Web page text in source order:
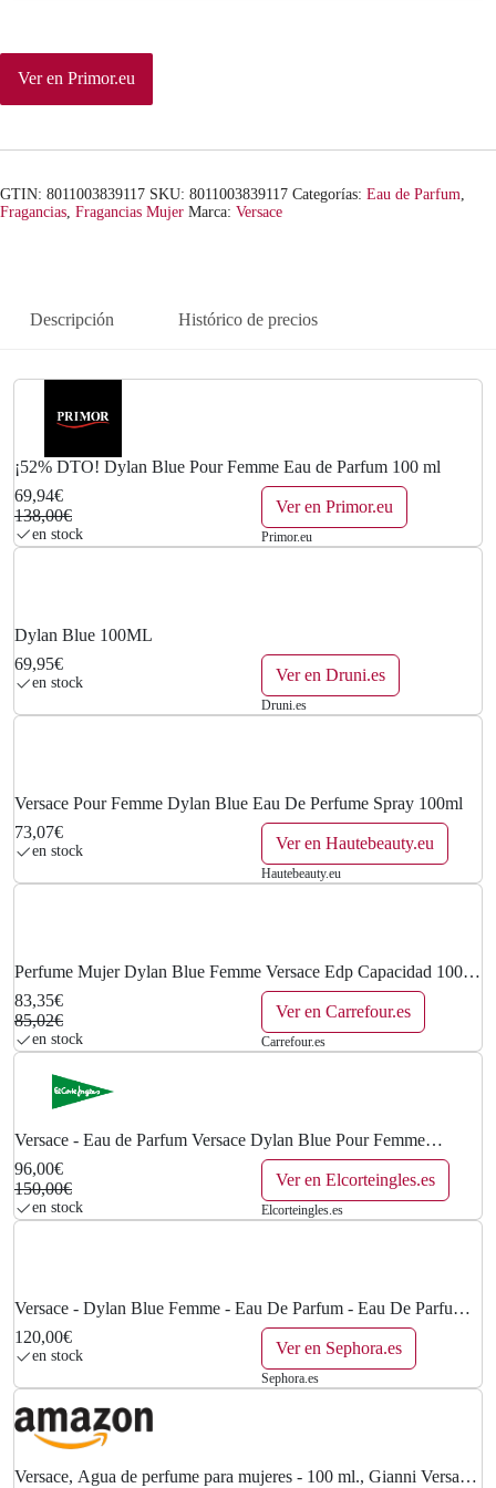
a
l
a
8
,
0
€
9
€
Ver en Primor.eu
GTIN: 8011003839117 SKU: 8011003839117 Categorías: Eau de Parfum
Fragancias Fragancias Mujer Marca: Versace
Descripción Histórico de precios
¡52% DTO! Dylan Blue Pour Femme Eau de Parfum 100 ml
69,94€
138,00€
en stock
Ver en Primor.eu
Primor.eu
Dylan Blue 100ML
69,95€
en stock Ver en Druni.es
Druni.es
Versace Pour Femme Dylan Blue Eau De Perfume Spray 100ml
73,07€
en stock Ver en Hautebeauty.eu
Hautebeauty.eu
Perfume Mujer Dylan Blue Femme Versace Edp Capacidad 100
Ml
83,35€
85,02€
en stock
Ver en Carrefour.es
Carrefour.es
Versace - Eau de Parfum Versace Dylan Blue Pour Femme
Versace.
96,00€
150,00€
en stock
Ver en Elcorteingles.es
Elcorteingles.es
Versace - Dylan Blue Femme - Eau De Parfum - Eau De Parfum
100ml
120,00€
en stock Ver en Sephora.es
Sephora.es
Versace, Agua de perfume para mujeres - 100 ml., Gianni Versace